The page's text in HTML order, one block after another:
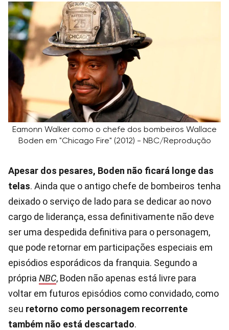
Eamonn Walker como o chefe dos bombeiros Wallace
Boden em "Chicago Fire" (2012) - NBC/Reprodução
Apesar dos pesares, Boden não ficará longe das
telas. Ainda que o antigo chefe de bombeiros tenha
deixado o serviço de lado para se dedicar ao novo
cargo de liderança, essa definitivamente não deve
ser uma despedida definitiva para o personagem,
que pode retornar em participações especiais em
episódios esporádicos da franquia. Segundo a
própria NBC, Boden não apenas está livre para
voltar em futuros episódios como convidado, como
seu retorno como personagem recorrente
também não está descartado.